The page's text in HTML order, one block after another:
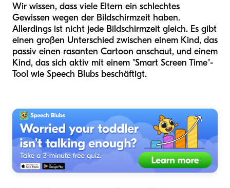
Wir wissen, dass viele Eltern ein schlechtes
Gewissen wegen der Bildschirmzeit haben.
Allerdings ist nicht jede Bildschirmzeit gleich. Es gibt
einen großen Unterschied zwischen einem Kind, das
passiv einen rasanten Cartoon anschaut, und einem
Kind, das sich aktiv mit einem "Smart Screen Time"-
Tool wie Speech Blubs beschäftigt.